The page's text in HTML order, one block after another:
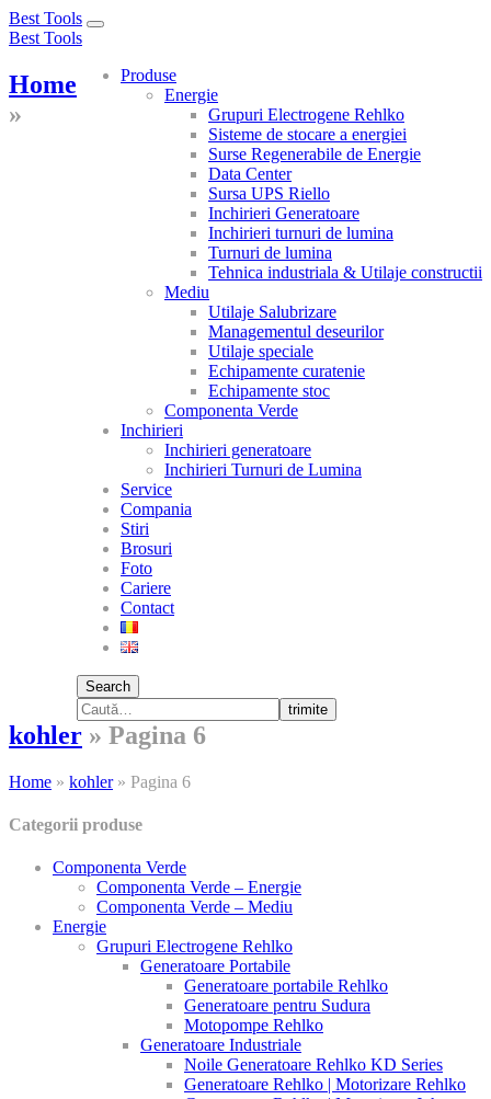
Best Tools
Toggle
Best Tools
Produse
Energie
Grupuri Electrogene Rehlko
Sisteme de stocare a energiei
Surse Regenerabile de Energie
Data Center
Sursa UPS Riello
Inchirieri Generatoare
Inchirieri turnuri de lumina
Turnuri de lumina
Tehnica industriala & Utilaje constructii
Mediu
Utilaje Salubrizare
Managementul deseurilor
Utilaje speciale
Echipamente curatenie
Echipamente stoc
Componenta Verde
Inchirieri
Inchirieri generatoare
Inchirieri Turnuri de Lumina
Service
Compania
Stiri
Brosuri
Foto
Cariere
Contact
Search
trimite
Home
»
kohler » Pagina 6
Home » kohler» Pagina 6
Categorii produse
Componenta Verde
Componenta Verde – Energie
Componenta Verde – Mediu
Energie
Grupuri Electrogene Rehlko
Generatoare Portabile
Generatoare portabile Rehlko
Generatoare pentru Sudura
Motopompe Rehlko
Generatoare Industriale
Noile Generatoare Rehlko KD Series
Generatoare Rehlko | Motorizare Rehlko